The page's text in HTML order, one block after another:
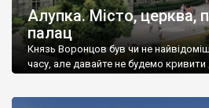
Алупка. Місто, церква,
палац
Князь Воронцов був чи не
часу, але давайте не будемо